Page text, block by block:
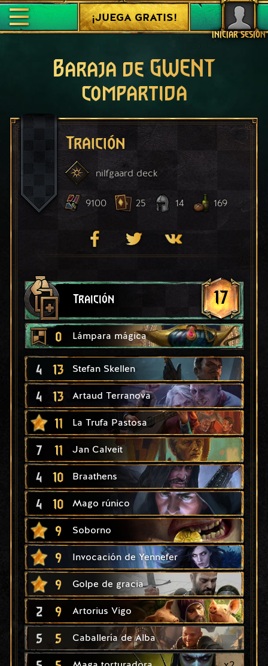
INICIAR SESIÓN
¡JUEGA GRATIS!
Baraja de GWENT
compartida
Traición
nilfgaard deck
9100 25 14 169
Traición 17
0 Lámpara mágica
4 13 Stefan Skellen
4 13 Artaud Terranova
11 La Trufa Pastosa
7 11 Jan Calveit
4 10 Braathens
4 10 Mago rúnico
9 Soborno
9 Invocación de Yennefer
9 Golpe de gracia
2 9 Artorius Vigo
5 5 Caballería de Alba